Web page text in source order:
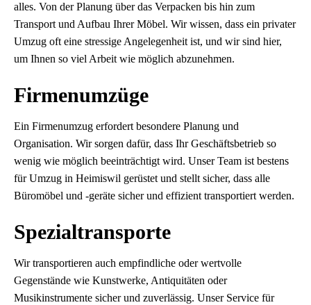
alles. Von der Planung über das Verpacken bis hin zum
Transport und Aufbau Ihrer Möbel. Wir wissen, dass ein privater
Umzug oft eine stressige Angelegenheit ist, und wir sind hier,
um Ihnen so viel Arbeit wie möglich abzunehmen.
Firmenumzüge
Ein Firmenumzug erfordert besondere Planung und
Organisation. Wir sorgen dafür, dass Ihr Geschäftsbetrieb so
wenig wie möglich beeinträchtigt wird. Unser Team ist bestens
für Umzug in Heimiswil gerüstet und stellt sicher, dass alle
Büromöbel und -geräte sicher und effizient transportiert werden.
Spezialtransporte
Wir transportieren auch empfindliche oder wertvolle
Gegenstände wie Kunstwerke, Antiquitäten oder
Musikinstrumente sicher und zuverlässig. Unser Service für